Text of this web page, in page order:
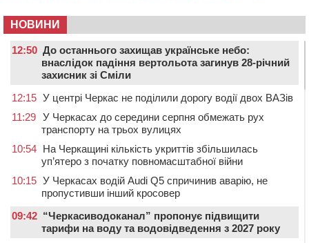
НОВИНИ
12:50 До останнього захищав українське небо:
внаслідок падіння вертольота загинув 28-річний
захисник зі Сміли
12:15 У центрі Черкас не поділили дорогу водії двох ВАЗів
11:29 У Черкасах до середини серпня обмежать рух
транспорту на трьох вулицях
10:54 На Черкащині кількість укриттів збільшилась
уп’ятеро з початку повномасштабної війни
10:15 У Черкасах водій Audi Q5 спричинив аварію, не
пропустивши інший кросовер
09:42 “Черкасиводоканал” пропонує підвищити
тарифи на воду та водовідведення з 2027 року